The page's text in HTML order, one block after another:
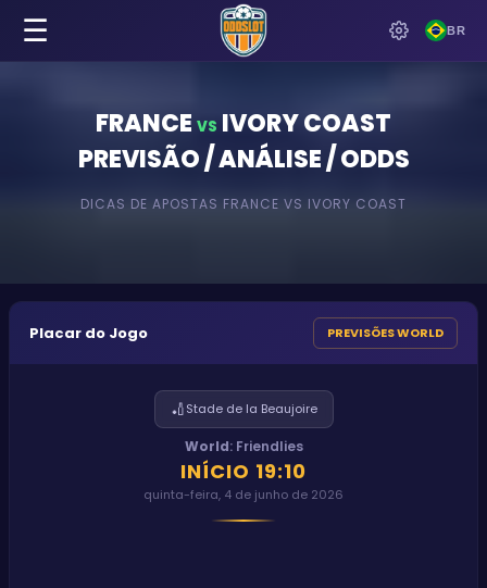
BR
☰
FRANCE VS IVORY COAST
PREVISÃO / ANÁLISE / ODDS
DICAS DE APOSTAS FRANCE VS IVORY COAST
Placar do Jogo PREVISÕES WORLD
🏏Stade de la Beaujoire
World: Friendlies
INÍCIO 19:10
quinta-feira, 4 de junho de 2026